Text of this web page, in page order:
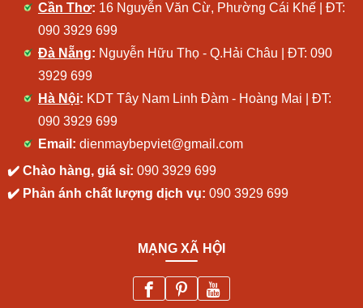
Cần Thơ: 16 Nguyễn Văn Cừ, Phường Cái Khế | ĐT:
090 3929 699
Đà Nẵng: Nguyễn Hữu Thọ - Q.Hải Châu | ĐT: 090
3929 699
Hà Nội: KDT Tây Nam Linh Đàm - Hoàng Mai | ĐT:
090 3929 699
Email: dienmaybepviet@gmail.com
✔️ Chào hàng, giá sỉ: 090 3929 699
✔️ Phản ánh chất lượng dịch vụ: 090 3929 699
MẠNG XÃ HỘI